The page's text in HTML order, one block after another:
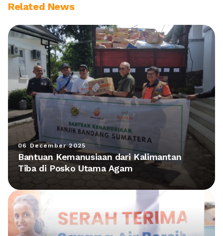
Related News
06 December 2025
Bantuan Kemanusiaan dari Kalimantan
Tiba di Posko Utama Agam